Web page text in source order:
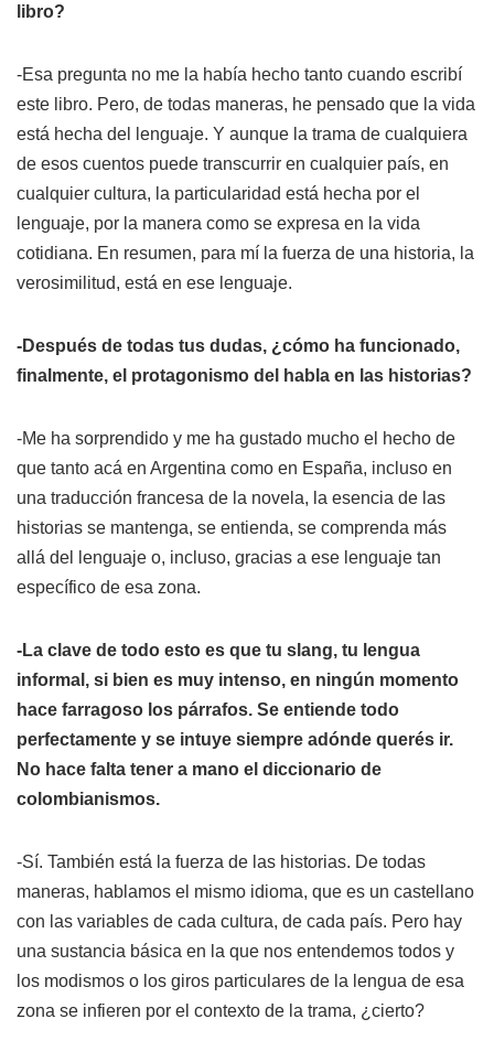
libro?
-Esa pregunta no me la había hecho tanto cuando escribí
este libro. Pero, de todas maneras, he pensado que la vida
está hecha del lenguaje. Y aunque la trama de cualquiera
de esos cuentos puede transcurrir en cualquier país, en
cualquier cultura, la particularidad está hecha por el
lenguaje, por la manera como se expresa en la vida
cotidiana. En resumen, para mí la fuerza de una historia, la
verosimilitud, está en ese lenguaje.
-Después de todas tus dudas, ¿cómo ha funcionado,
finalmente, el protagonismo del habla en las historias?
-Me ha sorprendido y me ha gustado mucho el hecho de
que tanto acá en Argentina como en España, incluso en
una traducción francesa de la novela, la esencia de las
historias se mantenga, se entienda, se comprenda más
allá del lenguaje o, incluso, gracias a ese lenguaje tan
específico de esa zona.
-La clave de todo esto es que tu slang, tu lengua
informal, si bien es muy intenso, en ningún momento
hace farragoso los párrafos. Se entiende todo
perfectamente y se intuye siempre adónde querés ir.
No hace falta tener a mano el diccionario de
colombianismos.
-Sí. También está la fuerza de las historias. De todas
maneras, hablamos el mismo idioma, que es un castellano
con las variables de cada cultura, de cada país. Pero hay
una sustancia básica en la que nos entendemos todos y
los modismos o los giros particulares de la lengua de esa
zona se infieren por el contexto de la trama, ¿cierto?